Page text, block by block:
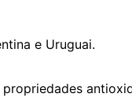
e Uruguai.